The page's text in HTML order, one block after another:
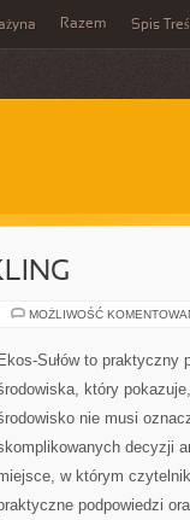
Razem Spis
MOŻLIWOŚĆ
Ekos-Sułów to praktyczny
który
nie musi
decyzji
w którym
podpowiedzi